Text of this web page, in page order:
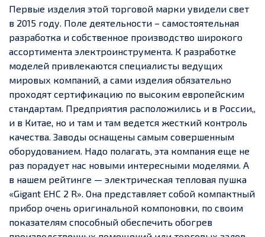
Первые изделия этой торговой марки увидели свет
в 2015 году. Поле деятельности – самостоятельная
разработка и собственное производство широкого
ассортимента электроинструмента. К разработке
моделей привлекаются специалисты ведущих
мировых компаний, а сами изделия обязательно
проходят сертификацию по высоким европейским
стандартам. Предприятия расположились и в России,,
и в Китае, но и там и там ведется жесткий контроль
качества. Заводы оснащены самым совершенным
оборудованием. Надо полагать, эта компания еще не
раз порадует нас новыми интересными моделями. А
в нашем рейтинге — электрическая тепловая пушка
«Gigant EHC 2 R». Она представляет собой компактный
прибор очень оригинальной компоновки, по своим
показателям способный обеспечить обогрев